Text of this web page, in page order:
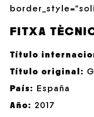
FITXA
Título
Título origina l:
País:
España
Año: 2017